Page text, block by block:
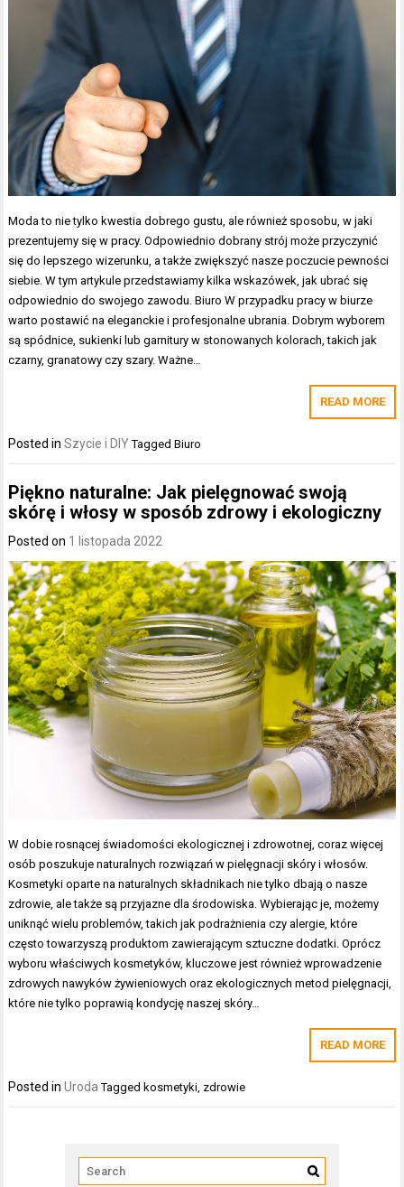
Moda to nie tylko kwestia dobrego gustu, ale również sposobu, w jaki
prezentujemy się w pracy. Odpowiednio dobrany strój może przyczynić
się do lepszego wizerunku, a także zwiększyć nasze poczucie pewności
siebie. W tym artykule przedstawiamy kilka wskazówek, jak ubrać się
odpowiednio do swojego zawodu. Biuro W przypadku pracy w biurze
warto postawić na eleganckie i profesjonalne ubrania. Dobrym wyborem
są spódnice, sukienki lub garnitury w stonowanych kolorach, takich jak
czarny, granatowy czy szary. Ważne…
READ MORE
Posted inSzycie i DIY TaggedBiuro
Piękno naturalne: Jak pielęgnować swoją
skórę i włosy w sposób zdrowy i ekologiczny
Posted on 1 listopada 2022
W dobie rosnącej świadomości ekologicznej i zdrowotnej, coraz więcej
osób poszukuje naturalnych rozwiązań w pielęgnacji skóry i włosów.
Kosmetyki oparte na naturalnych składnikach nie tylko dbają o nasze
zdrowie, ale także są przyjazne dla środowiska. Wybierając je, możemy
uniknąć wielu problemów, takich jak podrażnienia czy alergie, które
często towarzyszą produktom zawierającym sztuczne dodatki. Oprócz
wyboru właściwych kosmetyków, kluczowe jest również wprowadzenie
zdrowych nawyków żywieniowych oraz ekologicznych metod pielęgnacji,
które nie tylko poprawią kondycję naszej skóry…
READ MORE
Posted inUroda Tagged kosmetyki, zdrowie